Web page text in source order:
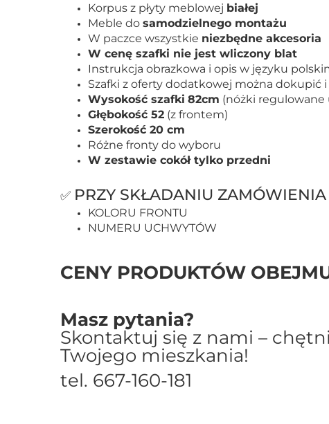
Korpus z płyty meblowej białej
Meble do samodzielnego montażu
W paczce wszystkie niezbędne akcesoria
W cenę szafki nie jest wliczony blat
Instrukcja obrazkowa i opis w języku
Szafki z oferty dodatkowej można dokupić
Wysokość szafki 82cm (nóżki regulowane
Głębokość 52 (z frontem)
Szerokość 20 cm
Różne fronty do wyboru
W zestawie cokół tylko przedni
✅ PRZY SKŁADANIU
KOLORU FRONTU
NUMERU UCHWYTÓW
CENY PRODUKTÓW
Masz pytania?
Skontaktuj się z nami –
Twojego mieszkania!
tel. 667-160-181